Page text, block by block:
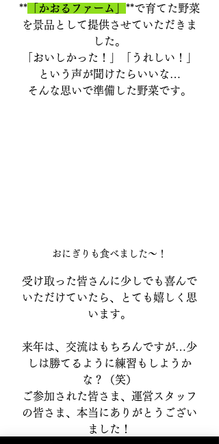
** 「かおるファーム」 **で育てた野菜
を景品として提供させていただきま
した。
「おいしかった！」「うれしい！」
という声が聞けたらいいな…
そんな思いで準備した野菜です。
おにぎりも食べました～！
受け取った皆さんに少しでも喜んで
いただけていたら、とても嬉しく思
います。
来年は、交流はもちろんですが…少
しは勝てるように練習もしようか
な？（笑）
ご参加された皆さま、運営スタッフ
の皆さま、本当にありがとうござい
ました！